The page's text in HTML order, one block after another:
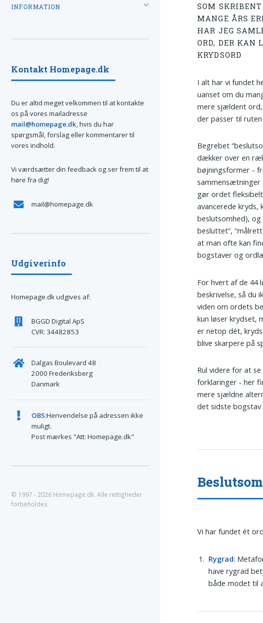
SOM SKRIBENT
MANGE ÅRS
HAR JEG
ORD, DER KAN
KRYDSORD
I alt har vi fundet
uanset om du
mere sjældent
der passer til
Begrebet
dækker over en
bøjningsformer -
sammensætninger
gør ordet
avancerede kryds,
beslutsomhed),
besluttet”,
at man ofte kan
bogstaver og
For hvert af de 44
beskrivelse, så du
viden om ordets
kun løser krydset,
er netop dét,
blive skarpere på
Rul videre for at
forklaringer - her
mere sjældne
det sidste bogstav
Vi har fundet ét
Rygrad:
have rygrad
både modet til
INFORMATION
Kontakt Homepage.dk
Du er altid meget velkommen til at kontakte
os på vores mailadresse
mail@homepage.dk, hvis du har
spørgsmål, forslag eller kommentarer til
vores indhold.
Vi værdsætter din feedback og ser frem til at
høre fra dig!
mail@homepage.dk
Udgiverinfo
Homepage.dk udgives af:
BGGD Digital ApS
CVR: 34482853
Dalgas Boulevard 48
2000 Frederiksberg
Danmark
OBS:Henvendelse på adressen ikke
muligt.
Post mærkes "Att: Homepage.dk"
© 1997 - 2026 Homepage.dk. Alle rettigheder
forbeholdes